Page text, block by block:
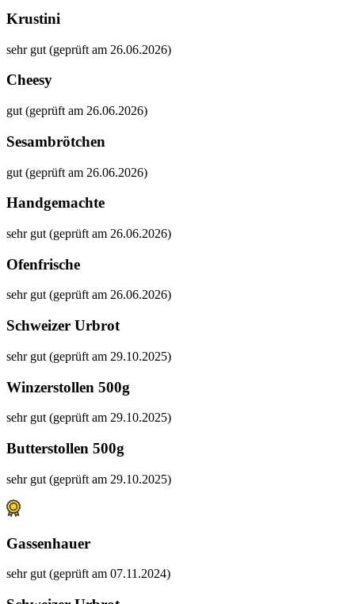
Krustini
sehr gut (geprüft am 26.06.2026)
Cheesy
gut (geprüft am 26.06.2026)
Sesambrötchen
gut (geprüft am 26.06.2026)
Handgemachte
sehr gut (geprüft am 26.06.2026)
Ofenfrische
sehr gut (geprüft am 26.06.2026)
Schweizer Urbrot
sehr gut (geprüft am 29.10.2025)
Winzerstollen 500g
sehr gut (geprüft am 29.10.2025)
Butterstollen 500g
sehr gut (geprüft am 29.10.2025)
Gassenhauer
sehr gut (geprüft am 07.11.2024)